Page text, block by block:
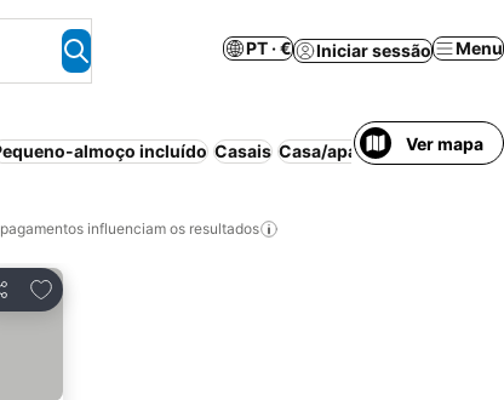
PT · € Iniciar sessão Menu
almoço incluído Casais Casa/apartamento inteiro
Ver mapa
influenciam os resultados
Adicionar aos favoritos